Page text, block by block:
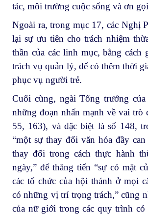
tác, môi trường cuộc sống và ơn
Ngoài ra, trong mục 17, các Nghị
lại sự ưu tiên cho trách nhiệm
thần của các linh mục, bằng cách
trách vụ quản lý, để có thêm thời
phục vụ người trẻ.
Cuối cùng, ngài Tổng trưởng
những đoạn nhấn mạnh về vai trò
55, 163), và đặc biệt là số 148,
“một sự thay đổi văn hóa đầy
thay đổi trong cách thực hành
ngày,” để thăng tiến “sự có mặt
các tổ chức của hội thánh ở mọi
có những vị trí trọng trách,” cũng
của nữ giới trong các quy trình